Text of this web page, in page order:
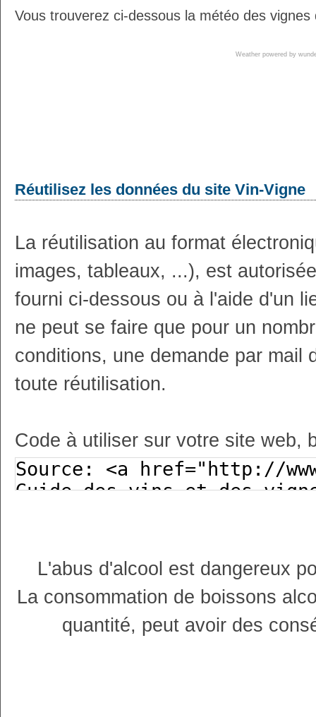
Vous trouverez ci-dessous la météo des
Weather powered by
Réutilisez les données du site Vin-Vigne
La réutilisation au format
images, tableaux, ...), est
fourni ci-dessous ou à l'aide d'un
ne peut se faire que pour un
conditions, une demande par mail
toute réutilisation.
Code à utiliser sur votre site web,
L'abus d'alcool est dangereux
La consommation de boissons
quantité, peut avoir des